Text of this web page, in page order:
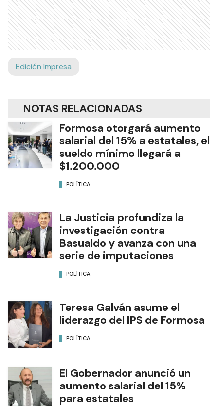
Edición Impresa
NOTAS RELACIONADAS
Formosa otorgará aumento
salarial del 15% a estatales, el
sueldo mínimo llegará a
$1.200.000
POLÍTICA
La Justicia profundiza la
investigación contra
Basualdo y avanza con una
serie de imputaciones
POLÍTICA
Teresa Galván asume el
liderazgo del IPS de Formosa
POLÍTICA
El Gobernador anunció un
aumento salarial del 15%
para estatales